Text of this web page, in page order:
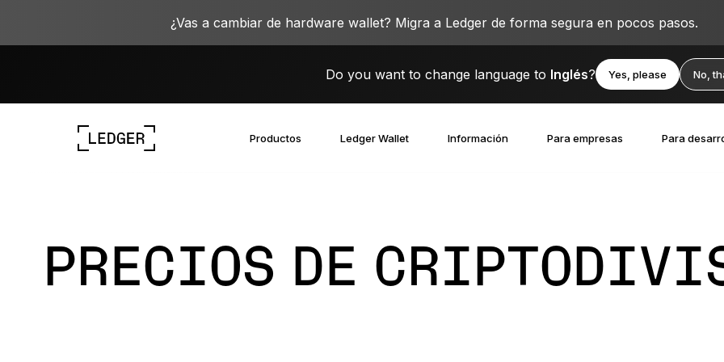
¿Vas a cambiar de hardware wallet? Migra a Ledger de forma segura en pocos pasos.
Do you want to change language to Inglés? Yes, please No,
Productos Ledger Wallet Información Para empresas Para
Descubre nuestros dispositivos
PRECIOS DE